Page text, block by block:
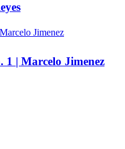
1 | Marcelo Jimenez